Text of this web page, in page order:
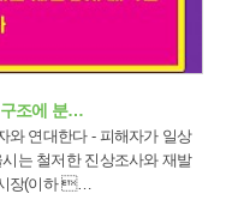
조에 분…
는 철저한 진상조사와 재발
전 서울시장(이하 …